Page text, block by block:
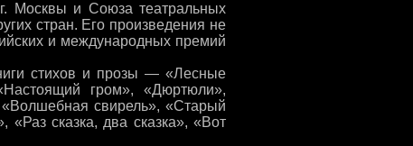
Москвы и Союза театральных
стран. Его произведения не
и международных премий
стихов и прозы — «Лесные
гром», «Дюртюли»,
свирель», «Старый
сказка, два сказка», «Вот